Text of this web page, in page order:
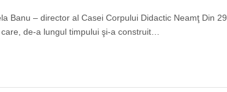
Banu – director al Casei Corpului Didactic Neamţ Din 29
de-a lungul timpului şi-a construit…